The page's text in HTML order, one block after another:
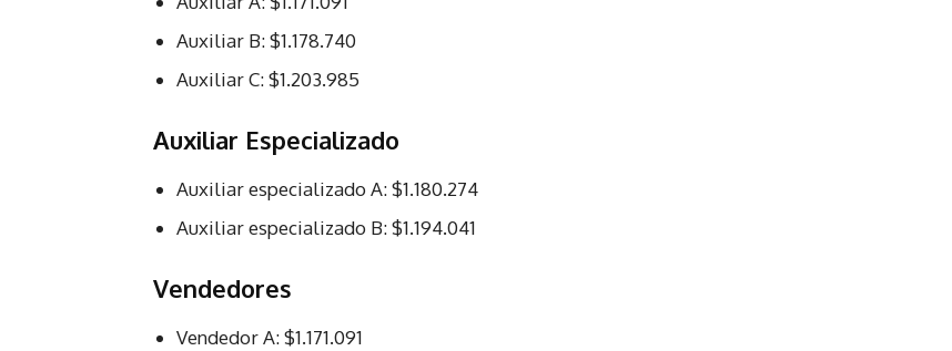
Auxiliar B: $1.178.740
Auxiliar C: $1.203.985
Auxiliar Especializado
Auxiliar especializado A: $1.180.274
Auxiliar especializado B: $1.194.041
Vendedores
Vendedor A: $1.171.091